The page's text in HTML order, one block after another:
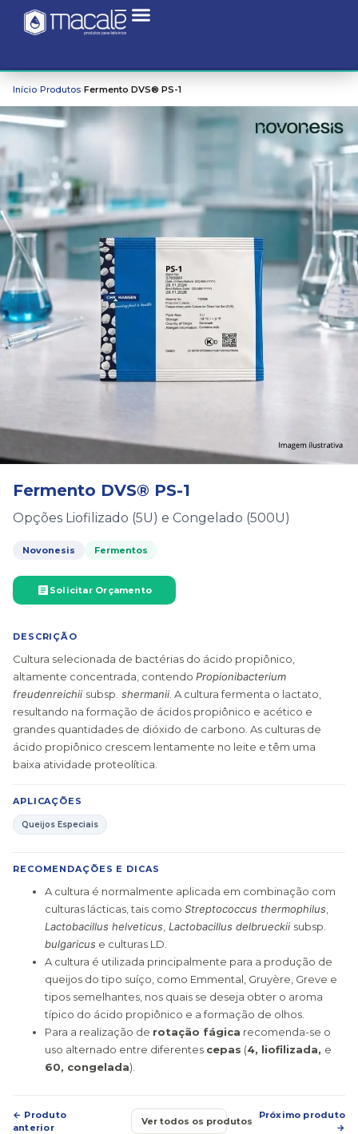
Início›Produtos›Fermento DVS® PS-1
Fermento DVS® PS-1
Opções Liofilizado (5U) e Congelado (500U)
Novonesis Fermentos
Solicitar Orçamento
DESCRIÇÃO
Cultura selecionada de bactérias do ácido propiônico,
altamente concentrada, contendo Propionibacterium
freudenreichii subsp. shermanii . A cultura fermenta o lactato,
resultando na formação de ácidos propiônico e acético e
grandes quantidades de dióxido de carbono. As culturas de
ácido propiônico crescem lentamente no leite e têm uma
baixa atividade proteolítica.
APLICAÇÕES
Queijos Especiais
RECOMENDAÇÕES E DICAS
A cultura é normalmente aplicada em combinação com
culturas lácticas, tais como Streptococcus thermophilus
Lactobacillus helveticus Lactobacillus delbrueckii subsp.
bulgaricus e culturas LD.
A cultura é utilizada principalmente para a produção de
queijos do tipo suíço, como Emmental, Gruyère, Greve e
tipos semelhantes, nos quais se deseja obter o aroma
típico do ácido propiônico e a formação de olhos.
Para a realização de rotação fágica recomenda-se o
uso alternado entre diferentes cepas (4, liofilizada, e
60, congelada).
← Produto
anterior
Ver todos os produtos
Próximo produto
→